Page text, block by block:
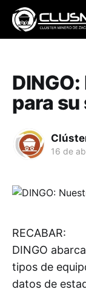
para
16 de
RECABAR:
DINGO
tipos de
datos de